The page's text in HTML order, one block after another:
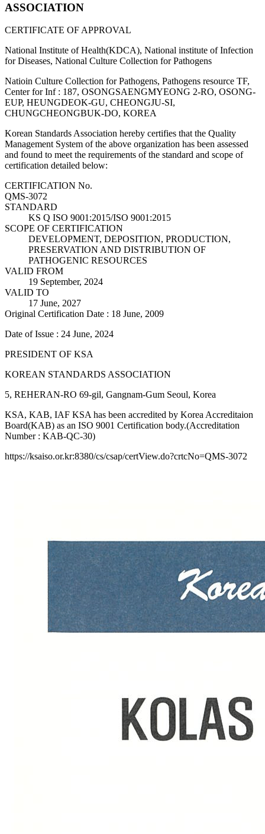
ASSOCIATION
CERTIFICATE OF APPROVAL
National Institute of Health(KDCA), National institute of Infection
for Diseases, National Culture Collection for Pathogens
Natioin Culture Collection for Pathogens, Pathogens resource TF,
Center for Inf : 187, OSONGSAENGMYEONG 2-RO, OSONG-
EUP, HEUNGDEOK-GU, CHEONGJU-SI,
CHUNGCHEONGBUK-DO, KOREA
Korean Standards Association hereby certifies that the Quality
Management System of the above organization has been assessed
and found to meet the requirements of the standard and scope of
certification detailed below:
CERTIFICATION No.
QMS-3072
STANDARD
KS Q ISO 9001:2015/ISO 9001:2015
SCOPE OF CERTIFICATION
DEVELOPMENT, DEPOSITION, PRODUCTION,
PRESERVATION AND DISTRIBUTION OF
PATHOGENIC RESOURCES
VALID FROM
19 September, 2024
VALID TO
17 June, 2027
Original Certification Date : 18 June, 2009
Date of Issue : 24 June, 2024
PRESIDENT OF KSA
KOREAN STANDARDS ASSOCIATION
5, REHERAN-RO 69-gil, Gangnam-Gum Seoul, Korea
KSA, KAB, IAF KSA has been accredited by Korea Accreditaion
Board(KAB) as an ISO 9001 Certification body.(Accreditation
Number : KAB-QC-30)
https://ksaiso.or.kr:8380/cs/csap/certView.do?crtcNo=QMS-3072